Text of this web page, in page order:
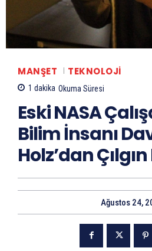
MANŞET TEKNOLOJI
1 dakika Okuma Süresi
Eski NASA
Bilim İnsanı
Holz’dan
Ağustos 24,